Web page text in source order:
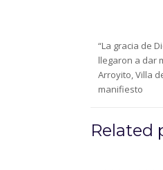
“La gracia de
llegaron a dar
Arroyito, Villa
manifiesto
Related